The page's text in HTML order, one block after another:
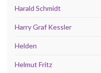
Harald Schmidt
Harry Graf Kessler
Helden
Helmut Fritz